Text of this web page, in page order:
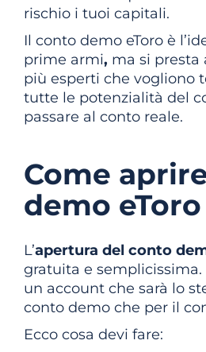
rischio i tuoi capitali.
Il conto demo eToro è
prime armi, ma si presta
più esperti che vogliono
tutte le potenzialità del
passare al conto reale.
Come
demo eToro
L’apertura del conto
gratuita e semplicissima.
un account che sarà lo
conto demo che per il
Ecco cosa devi fare: